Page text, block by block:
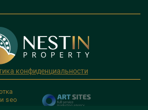
конфиденциальности
seo